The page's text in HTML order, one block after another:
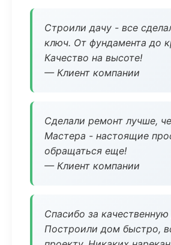
Строили дачу - все
ключ. От фундамента до
Качество на высоте!
— Клиент компании
Сделали ремонт лучше,
Мастера - настоящие
обращаться еще!
— Клиент компании
Спасибо за качественную
Построили дом быстро,